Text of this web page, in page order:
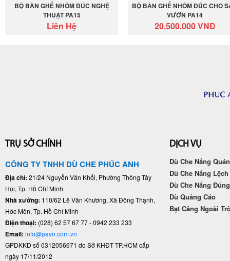
BỘ BÀN GHẾ NHÔM ĐÚC NGHỆ
THUẬT PA15
Liên Hệ
BỘ BÀN GHẾ NHÔM ĐÚC CHO
VƯỜN PA14
20.500.000 VNĐ
TRỤ SỞ CHÍNH
CÔNG TY TNHH DÙ CHE PHÚC ANH
Địa chỉ: 21/24 Nguyễn Văn Khối, Phường Thông Tây
Hội, Tp. Hồ Chí Minh
Nhà xưởng: 110/62 Lê Văn Khương, Xã Đông Thạnh,
Hóc Môn, Tp. Hồ Chí Minh
Điện thoại: (028) 62 57 67 77 - 0942 233 233
Email: info@pavn.com.vn
GPDKKD số 0312056671 do Sở KHĐT TP.HCM cấp
ngày 17/11/2012
DỊCH VỤ
Dù Che Nắng
Dù Che Nắng
Dù Che Nắng
Dù Quảng Cáo
Bạt Căng Ngoài